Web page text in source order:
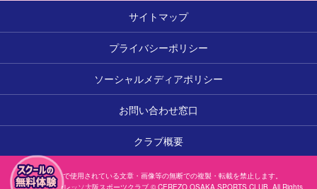
サイトマップ
プライバシーポリシー
ソーシャルメディアポリシー
お問い合わせ窓口
クラブ概要
本サイトで使用されている文章・画像等の無断での複製・転載を禁止します。
一般社団法人セレッソ大阪スポーツクラブ © CEREZO OSAKA SPORTS CLUB. All Rights